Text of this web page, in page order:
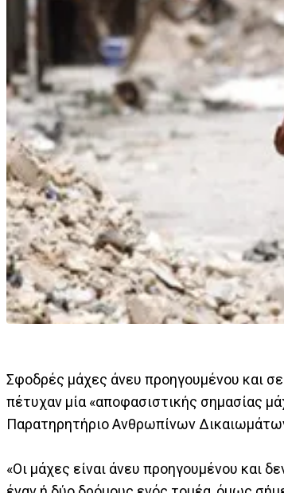
Σφοδρές μάχες άνευ προηγουμένου και
πέτυχαν μία «αποφασιστικής σημασίας
Παρατηρητήριο Ανθρωπίνων
«Οι μάχες είναι άνευ προηγουμένου και